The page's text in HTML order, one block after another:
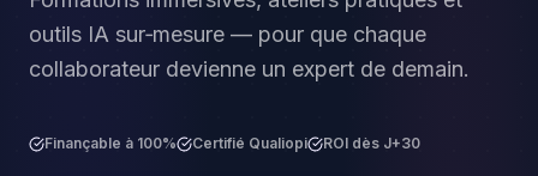
outils IA sur‑mesure — pour que chaque
collaborateur devienne un expert de demain.
Finançable à 100% Certifié Qualiopi ROI dès J+30